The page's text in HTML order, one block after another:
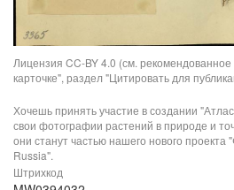
Лицензия CC-BY 4.0 (см.
карточке", раздел "Цитировать для
Хочешь принять участие в создании
свои фотографии растений в природе и
они станут частью нашего нового проекта
Russia".
Штрихкод